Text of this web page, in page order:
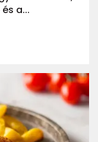
a...